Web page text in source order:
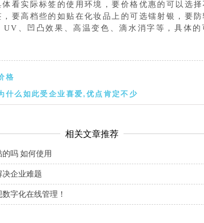
看实际标签的使用环境，要价格优惠的可以选
要高档些的如贴在化妆品上的可选镭射银，要
UV、凹凸效果、高温变色、滴水消字等，具体的
格
什么如此受企业喜爱,优点肯定不少
相关文章推荐
吗 如何使用
决企业难题
字化在线管理！